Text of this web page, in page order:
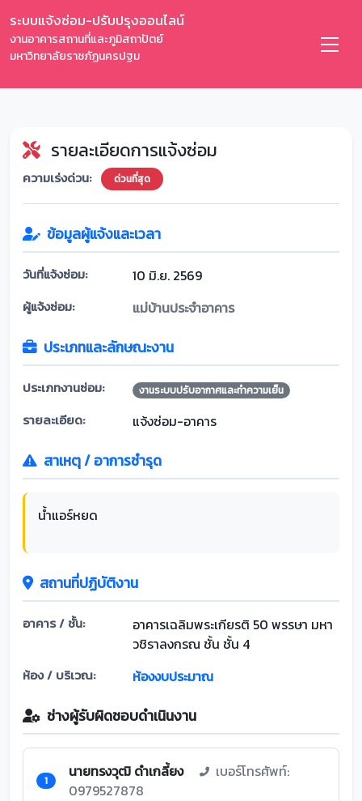
ระบบแจ้งซ่อม-ปรับปรุงออนไลน์
งานอาคารสถานที่และภูมิสถาปัตย์
มหาวิทยาลัยราชภัฏนครปฐม
รายละเอียดการแจ้งซ่อม
ความเร่งด่วน: ด่วนที่สุด
ข้อมูลผู้แจ้งและเวลา
วันที่แจ้งซ่อม: 10 มิ.ย. 2569
ผู้แจ้งซ่อม: แม่บ้านประจำอาคาร
ประเภทและลักษณะงาน
ประเภทงานซ่อม: งานระบบปรับอากาศและทำความเย็น
รายละเอียด: แจ้งซ่อม-อาคาร
สาเหตุ / อาการชำรุด
น้ำแอร์หยด
สถานที่ปฏิบัติงาน
อาคาร / ชั้น:
อาคารเฉลิมพระเกียรติ 50 พรรษา มหา
วชิราลงกรณ ชั้น ชั้น 4
ห้อง / บริเวณ: ห้องงบประมาณ
ช่างผู้รับผิดชอบดำเนินงาน
1 นายทรงวุฒิ ดำเกลี้ยง
เบอร์โทรศัพท์:
0979527878